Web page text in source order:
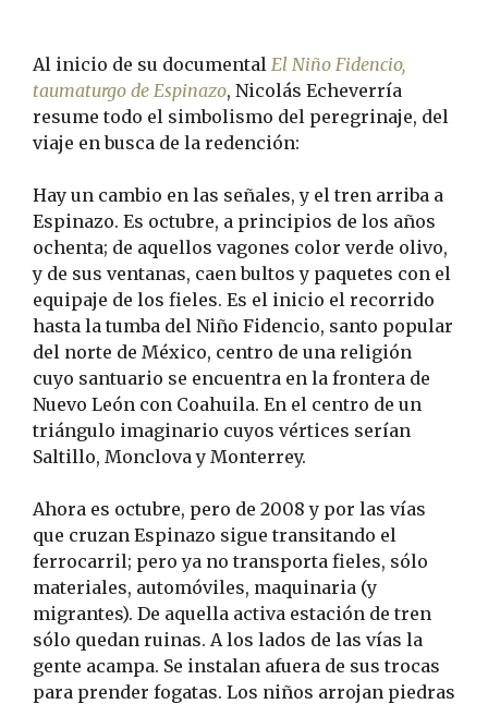
Al inicio de su documental El Niño Fidencio,
taumaturgo de Espinazo, Nicolás Echeverría
resume todo el simbolismo del peregrinaje, del
viaje en busca de la redención:
Hay un cambio en las señales, y el tren arriba a
Espinazo. Es octubre, a principios de los años
ochenta; de aquellos vagones color verde olivo,
y de sus ventanas, caen bultos y paquetes con el
equipaje de los fieles. Es el inicio el recorrido
hasta la tumba del Niño Fidencio, santo popular
del norte de México, centro de una religión
cuyo santuario se encuentra en la frontera de
Nuevo León con Coahuila. En el centro de un
triángulo imaginario cuyos vértices serían
Saltillo, Monclova y Monterrey.
Ahora es octubre, pero de 2008 y por las vías
que cruzan Espinazo sigue transitando el
ferrocarril; pero ya no transporta fieles, sólo
materiales, automóviles, maquinaria (y
migrantes). De aquella activa estación de tren
sólo quedan ruinas. A los lados de las vías la
gente acampa. Se instalan afuera de sus trocas
para prender fogatas. Los niños arrojan piedras